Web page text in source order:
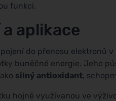
funkci.
aplikace
do přenosu elektronů
buněčné energie. Jeho
silný antioxidant,
hojně využívanou ve